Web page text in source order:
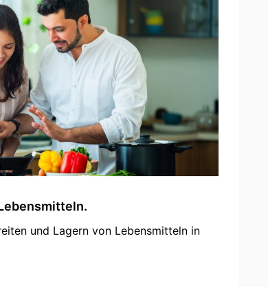
und Lagern von Lebensmitteln in